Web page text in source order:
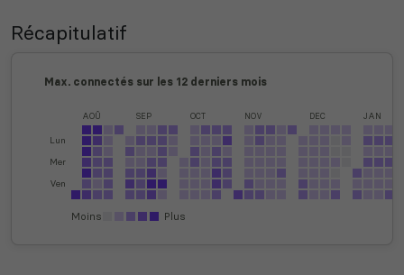
Récapitulatif
Max. connectés sur les 12 derniers mois
Lun
Mer
Ven
AOÛ SEP OCT NOV DEC JAN
Moins Plus